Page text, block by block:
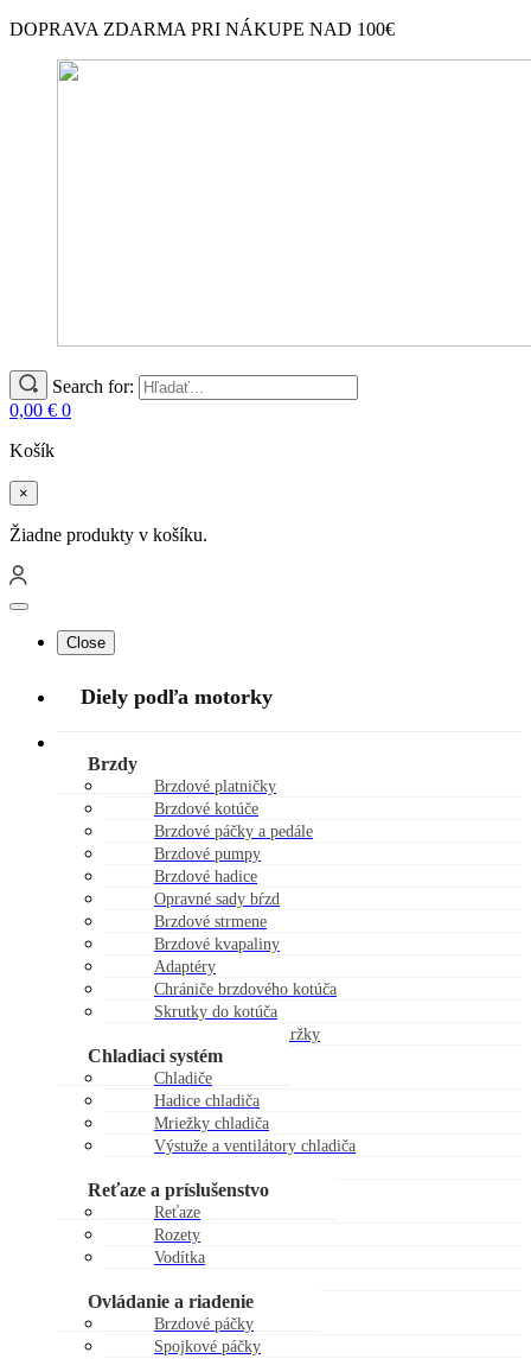
DOPRAVA ZDARMA PRI NÁKUPE NAD 100€
Search for:
0,00 € 0
Košík
×
Žiadne produkty v košíku.
Close
Diely podľa motorky
Brzdy
Brzdové platničky
Brzdové kotúče
Brzdové páčky a pedále
Brzdové pumpy
Brzdové hadice
Opravné sady bŕzd
Brzdové strmene
Brzdové kvapaliny
Adaptéry
Chrániče brzdového kotúča
Skrutky do kotúča
Viečka brzdovej nádržky
Chladiaci systém
Chladiče
Hadice chladiča
Mriežky chladiča
Výstuže a ventilátory chladiča
Reťaze a príslušenstvo
Reťaze
Rozety
Vodítka
Ovládanie a riadenie
Brzdové páčky
Spojkové páčky